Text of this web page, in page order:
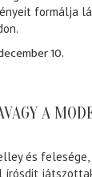
formálja
10.
A
és felesége,
írósdit